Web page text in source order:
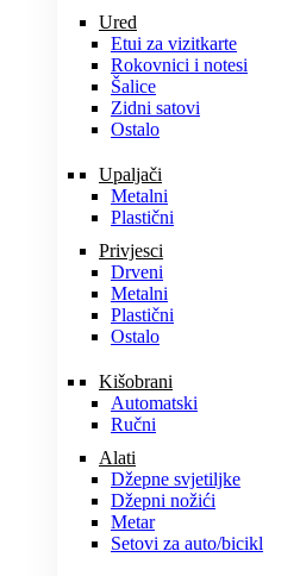
Ured
Etui za vizitkarte
Rokovnici i notesi
Šalice
Zidni satovi
Ostalo
Upaljači
Metalni
Plastični
Privjesci
Drveni
Metalni
Plastični
Ostalo
Kišobrani
Automatski
Ručni
Alati
Džepne svjetiljke
Džepni nožići
Metar
Setovi za auto/bicikl